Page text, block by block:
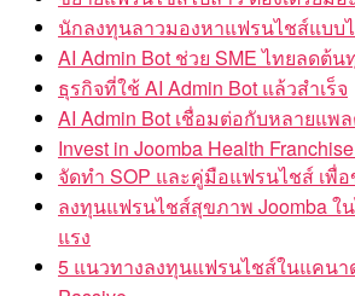
นักลงทุนลาวมองหาแฟรนไชส์แบบ
AI Admin Bot ช่วย SME ไทยลดต้
ธุรกิจที่ใช้ AI Admin Bot แล้วสำเร็จ
AI Admin Bot เชื่อมต่อกับหลายแพ
Invest in Joomba Health
จัดทำ SOP และคู่มือแฟรนไชส์ เพื่
ลงทุนแฟรนไชส์สุขภาพ Joomba ใ
แรง
5 แนวทางลงทุนแฟรนไชส์ในแคนา